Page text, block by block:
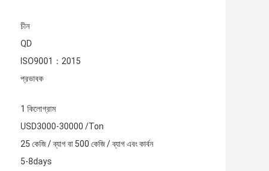
চীন
QD
ISO9001：2015
প্রভাবক
1 কিলোগ্রাম
USD3000-30000 /Ton
25 কেজি / ব্যাগ বা 500 কেজি / ব্যাগ এবং কার্বন
5-8days